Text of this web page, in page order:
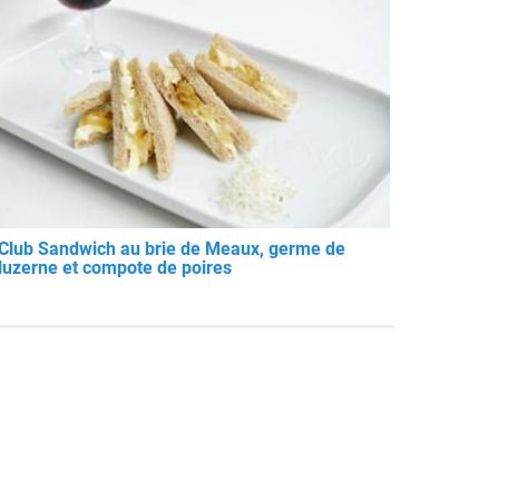
Sandwich au brie de Meaux, germe de
luzerne et compote de poires